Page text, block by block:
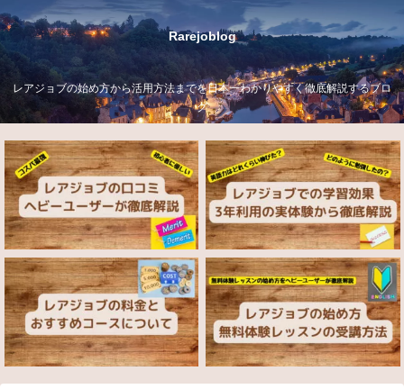
Rarejoblog
レアジョブの始め方から活用方法までを日本一わかりやすく徹底解説するブロ
グ